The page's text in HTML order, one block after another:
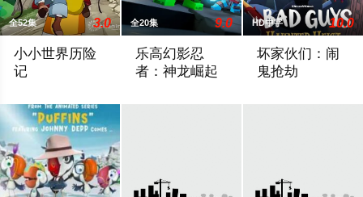
全52集 3.0
小小世界历险
记
全20集 9.0
乐高幻影忍
者：神龙崛起
HD中字 10.0
坏家伙们：闹
鬼抢劫